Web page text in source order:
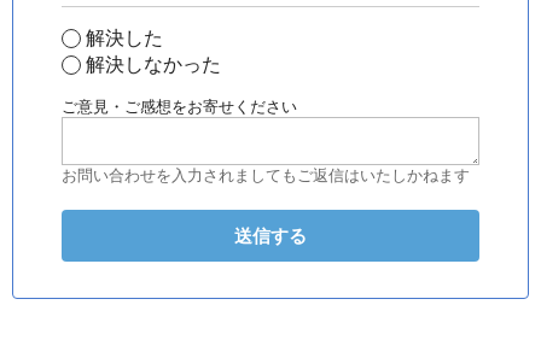
解決した
解決しなかった
ご意見・ご感想をお寄せください
お問い合わせを入力されましてもご返信はいたしかねます